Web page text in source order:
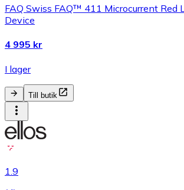
FAQ Swiss FAQ™ 411 Microcurrent Red
Device
4 995 kr
I lager
Till butik
1.9